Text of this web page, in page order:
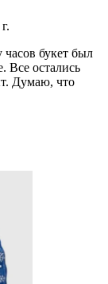
часов букет был
Все остались
Думаю, что